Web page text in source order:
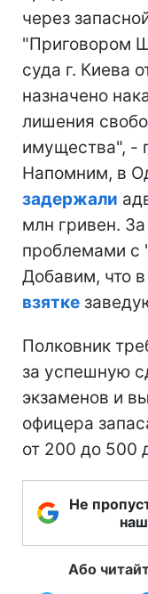
через
"Приговором
суда г. Киева
назначено
лишения
имущества", -
Напомним, в
задержали
млн гривен.
проблемами с
Добавим, что
взятке
Полковник
за успешную
экзаменов и
офицера
от 200 до 500
Не
Або